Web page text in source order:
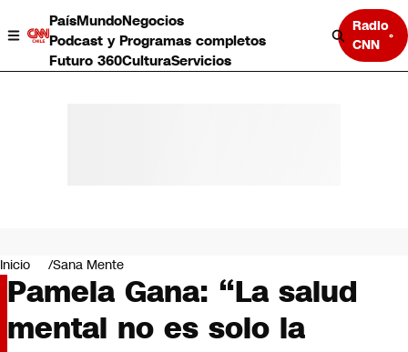
PaísMundoNegocios
Podcast y Programas completos
Futuro 360CulturaServicios
Radio
CNN
Negocios
Deportes
Programas completos
Cultura
Servicios
Inicio Sana Mente
Pamela Gana: “La salud
mental no es solo la